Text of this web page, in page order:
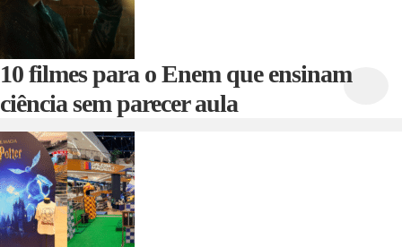
10 filmes para o Enem que ensinam
ciência sem parecer aula